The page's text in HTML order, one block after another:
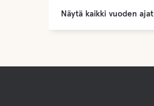
Näytä kaikki vuoden ajat